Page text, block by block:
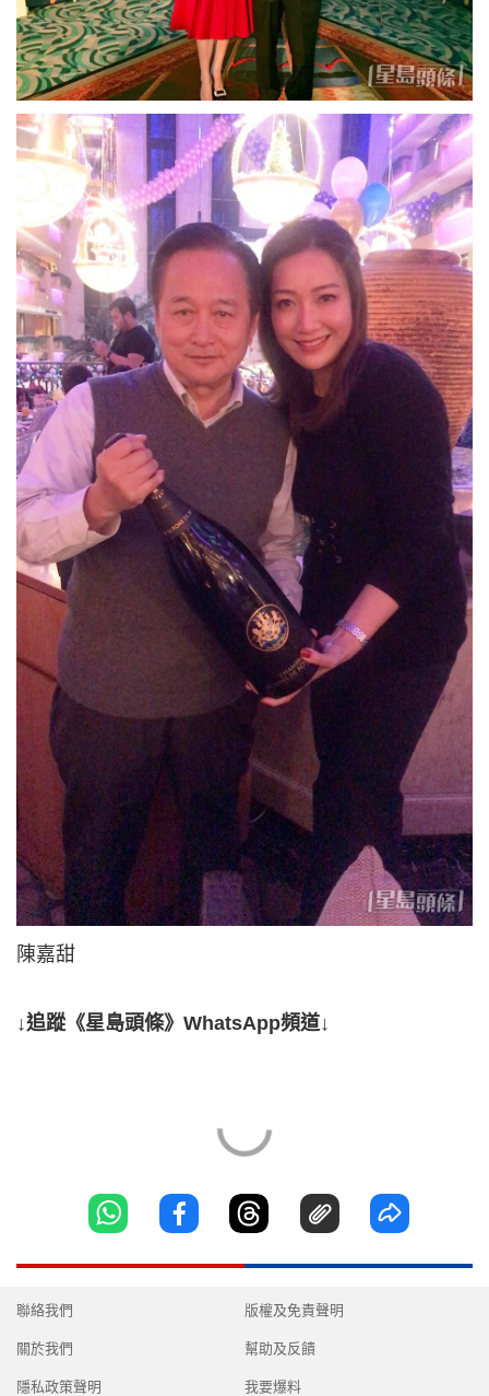
陳嘉甜
↓追蹤《星島頭條》WhatsApp頻道↓
聯絡我們
關於我們
隱私政策聲明
版權及免責聲明
幫助及反饋
我要爆料